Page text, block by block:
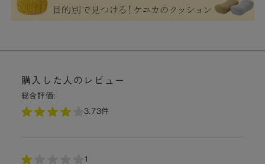
購入した人のレビュー
総合評価:
3.73件
1